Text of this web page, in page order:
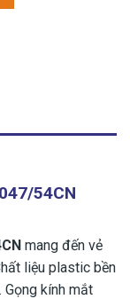
54CN
mang đến vẻ
liệu plastic bền
Gọng kính mắt